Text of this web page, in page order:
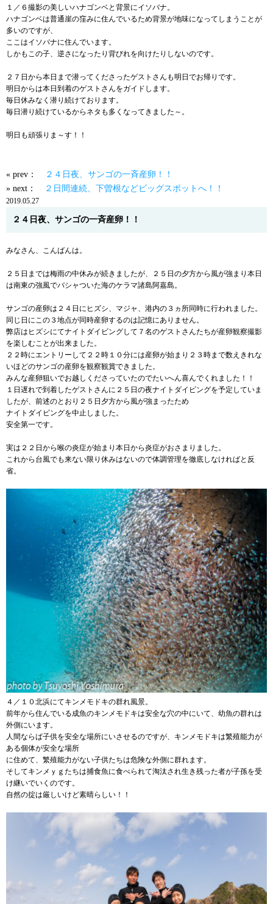
１／６撮影の美しいハナゴンベと背景にイソバナ。
ハナゴンベは普通崖の窪みに住んでいるため背景が地味になってしまうことが
多いのですが、
ここはイソバナに住んでいます。
しかもこの子、逆さになったり背びれを向けたりしないのです。
２７日から本日まで潜ってくださったゲストさんも明日でお帰りです。
明日からは本日到着のゲストさんをガイドします。
毎日休みなく潜り続けております。
毎日潜り続けているからネタも多くなってきました～。
明日も頑張りま～す！！
« prev：
２４日夜、サンゴの一斉産卵！！
» next：
２日間連続、下曽根などビッグスポットへ！！
2019.05.27
２４日夜、サンゴの一斉産卵！！
みなさん、こんばんは。
２５日までは梅雨の中休みが続きましたが、２５日の夕方から風が強まり本日
は南東の強風でバシャついた海のケラマ諸島阿嘉島。
サンゴの産卵は２４日にヒズシ、マジャ、港内の３ヵ所同時に行われました。
同じ日にこの３地点が同時産卵するのは記憶にありません。
弊店はヒズシにてナイトダイビングして７名のゲストさんたちが産卵観察撮影
を楽しむことが出来ました。
２２時にエントリーして２２時１０分には産卵が始まり２３時まで数えきれな
いほどのサンゴの産卵を観察観賞できました。
みんな産卵狙いでお越しくださっていたのでたいへん喜んでくれました！！
１日遅れで到着したゲストさんに２５日の夜ナイトダイビングを予定していま
したが、前述のとおり２５日夕方から風が強まったため
ナイトダイビングを中止しました。
安全第一です。
実は２２日から喉の炎症が始まり本日から炎症がおさまりました。
これから台風でも来ない限り休みはないので体調管理を徹底しなければと反
省。
４／１０北浜にてキンメモドキの群れ風景。
前年から住んでいる成魚のキンメモドキは安全な穴の中にいて、幼魚の群れは
外側にいます。
人間ならば子供を安全な場所にいさせるのですが、キンメモドキは繁殖能力が
ある個体が安全な場所
に住めて、繁殖能力がない子供たちは危険な外側に群れます。
そしてキンメｙｇたちは捕食魚に食べられて淘汰され生き残った者が子孫を受
け継いでいくのです。
自然の掟は厳しいけど素晴らしい！！